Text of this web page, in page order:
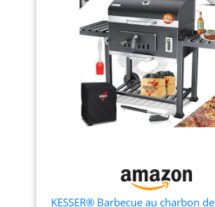
parfait pour les
grillades.
surface
craquelée
céramique
et résistante aux
variations de
température.
craquelure
durable. La
émaillée
valorise le
de la température interne ;
le système de fermeture
favorise une répartition
homogène de la chaleur
pour des résultats précis
sur la viande, le poisson et
les légumes STRUCTURE
EN ACIER RÉSISTANT - Le
châssis en acier avec
revêtement par poudre
facilitent le déplacement
dans le jardin ou sur la
terrasse, faisant de ce
KESSER® Barbecue au charbon